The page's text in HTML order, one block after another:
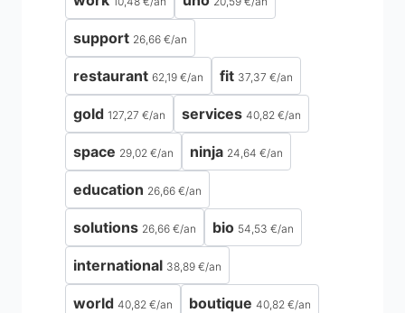
support 26,66 €/an
restaurant 62,19 €/an fit 37,37 €/an
gold 127,27 €/an services 40,82 €/an
space 29,02 €/an ninja 24,64 €/an
education 26,66 €/an
solutions 26,66 €/an bio 54,53 €/an
international 38,89 €/an
world 40,82 €/an boutique 40,82 €/an